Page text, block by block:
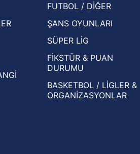
haberleri
Ligi haberleri
haberleri
Ligi haberleri
FUTBOL / DİĞER
ŞANS OYUNLARI
SÜPER LİG
FİKSTÜR & PUAN
DURUMU
BASKETBOL / LİGLER &
ORGANİZASYONLAR